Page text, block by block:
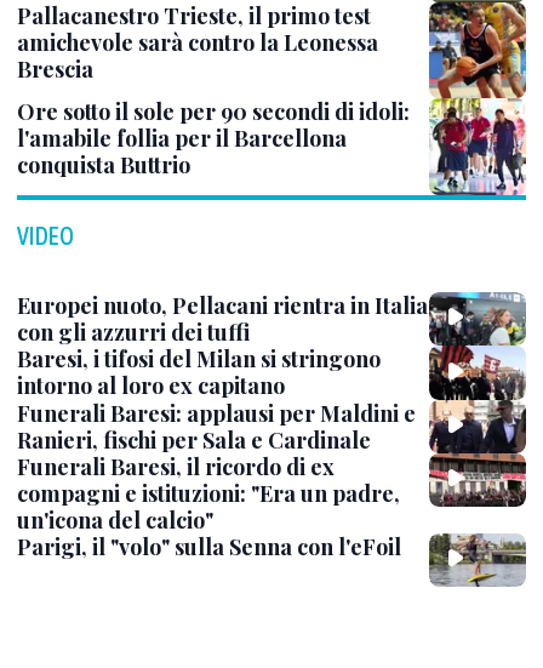
Pallacanestro Trieste, il primo test
amichevole sarà contro la Leonessa
Brescia
Ore sotto il sole per 90 secondi di idoli:
l'amabile follia per il Barcellona
conquista Buttrio
VIDEO
Europei nuoto, Pellacani rientra in Italia
con gli azzurri dei tuffi
Baresi, i tifosi del Milan si stringono
intorno al loro ex capitano
Funerali Baresi: applausi per Maldini e
Ranieri, fischi per Sala e Cardinale
Funerali Baresi, il ricordo di ex
compagni e istituzioni: "Era un padre,
un'icona del calcio"
Parigi, il "volo" sulla Senna con l'eFoil